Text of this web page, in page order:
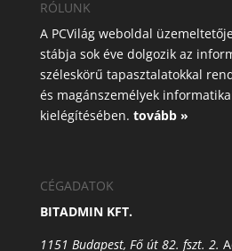
RÓLUNK
A PCVilág weboldal
stábja sok éve dolgozik az
széleskörű tapasztalatokkal
és magánszemélyek
kielégítésében. tovább »
CÉGADATOK
BITADMIN KFT.
1151 Budapest, Fő út 82. fszt. 2.